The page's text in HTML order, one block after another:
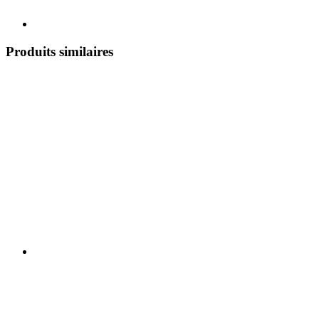
Produits similaires